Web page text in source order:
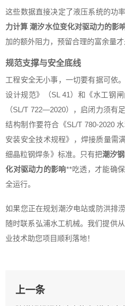
这些数据直接决定了液压系统的功
力计算 潮汐水位变化对驱动力的影
加的额外阻力，预留合理的富余量才
规范支撑与安全底线
工程安全无小事，一切要有据可依
设计规范》（SL 41）和《水工钢
（SL/T 722—2020），启闭力须有
结构制作要符合《SL/T 780-2020
安装安全技术规程》，焊接质量需
细晶粒钢焊条》标准。只有把潮汐
化对驱动力的影响**吃透，才能确
全运行。
如果您正在规划潮汐电站或防洪排
随时联系弘浦水工机械。我们提供
业技术助您项目顺利落地！
上一条